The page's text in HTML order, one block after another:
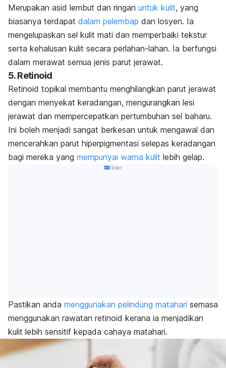
Merupakan asid lembut dan ringan untuk kulit, yang
biasanya terdapat dalam pelembap dan losyen. Ia
mengelupaskan sel kulit mati dan memperbaiki tekstur
serta kehalusan kulit secara perlahan-lahan. Ia berfungsi
dalam merawat semua jenis parut jerawat.
5. Retinoid
Retinoid topikal membantu menghilangkan parut jerawat
dengan menyekat keradangan, mengurangkan lesi
jerawat dan mempercepatkan pertumbuhan sel baharu.
Ini boleh menjadi sangat berkesan untuk mengawal dan
mencerahkan parut hiperpigmentasi selepas keradangan
bagi mereka yang mempunyai warna kulit lebih gelap.
Iklan
Pastikan anda menggunakan pelindung matahari semasa
menggunakan rawatan retinoid kerana ia menjadikan
kulit lebih sensitif kepada cahaya matahari.